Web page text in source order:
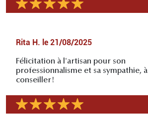
Rita H. le 21/08/2025
Félicitation à l'artisan pour son
professionnalisme et sa sympathie, à
conseiller!